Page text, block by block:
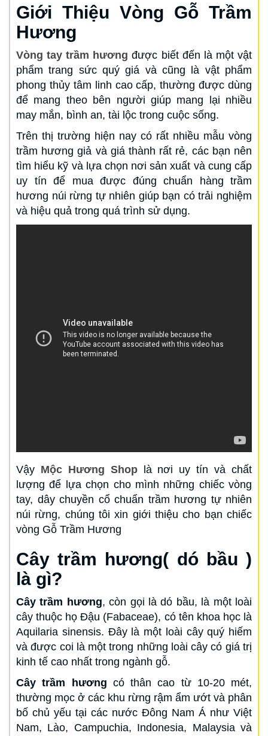
Giới Thiệu Vòng Gỗ Trầm
Hương
Vòng tay trầm hương được biết đến là một vật
phẩm trang sức quý giá và cũng là vật phẩm
phong thủy tâm linh cao cấp, thường được dùng
để mang theo bên người giúp mang lại nhiều
may mắn, bình an, tài lộc trong cuộc sống.
Trên thị trường hiện nay có rất nhiều mẫu vòng
trầm hương giả và giá thành rất rẻ, các bạn nên
tìm hiểu kỹ và lựa chọn nơi sản xuất và cung cấp
uy tín để mua được đúng chuẩn hàng trầm
hương núi rừng tự nhiên giúp bạn có trải nghiệm
và hiệu quả trong quá trình sử dụng.
Vậy Mộc Hương Shoplà nơi uy tín và chất
lượng để lựa chọn cho mình những chiếc vòng
tay, dây chuyền cổ chuẩn trầm hương tự nhiên
núi rừng, chúng tôi xin giới thiệu cho bạn chiếc
vòng Gỗ Trầm Hương
Cây trầm hương( dó bầu )
là gì?
Cây trầm hương, còn gọi là dó bầu, là một loài
cây thuộc họ Đậu (Fabaceae), có tên khoa học là
Aquilaria sinensis. Đây là một loài cây quý hiếm
và được coi là một trong những loài cây có giá trị
kinh tế cao nhất trong ngành gỗ.
Cây trầm hương có thân cao từ 10-20 mét,
thường mọc ở các khu rừng rậm ẩm ướt và phân
bố chủ yếu tại các nước Đông Nam Á như Việt
Nam, Lào, Campuchia, Indonesia, Malaysia và